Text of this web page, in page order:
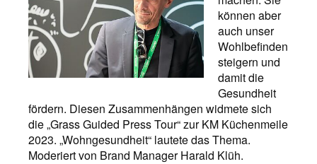
können aber
auch unser
Wohlbefinden
steigern und
damit die
Gesundheit
fördern. Diesen Zusammenhängen widmete sich
die „Grass Guided Press Tour“ zur KM Küchenmeile
2023. „Wohngesundheit“ lautete das Thema.
Moderiert von Brand Manager Harald Klüh.